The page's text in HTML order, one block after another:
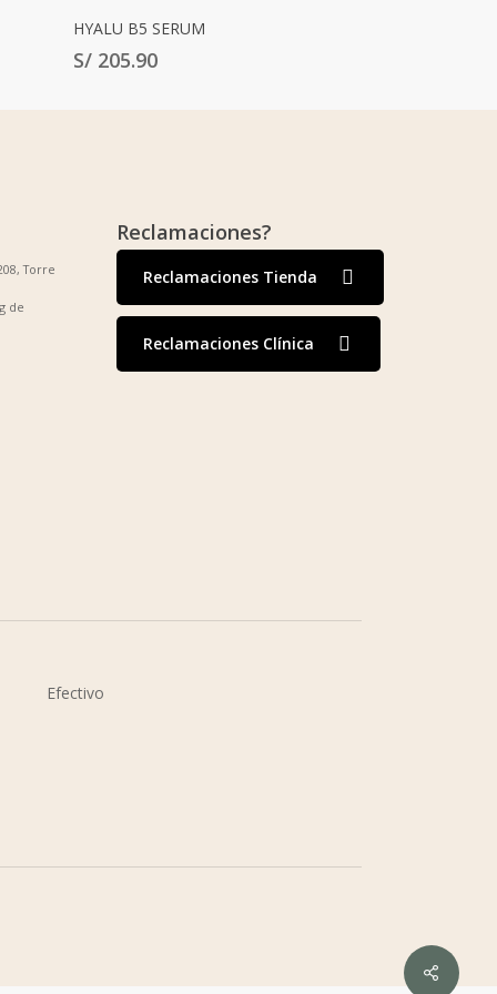
Leer Más
HYALU B5 SERUM
S/205.90
Torre
de
Reclamaciones?
Reclamaciones Tienda
Reclamaciones Clínica
Efectivo